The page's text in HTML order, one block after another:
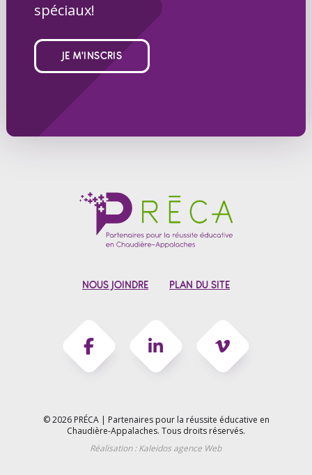
spéciaux!
JE M'INSCRIS
NOUS JOINDRE PLAN DU SITE
© 2026 PRÉCA | Partenaires pour la réussite éducative en
Chaudière-Appalaches. Tous droits réservés.
Réalisation :Kaleidos agence Web